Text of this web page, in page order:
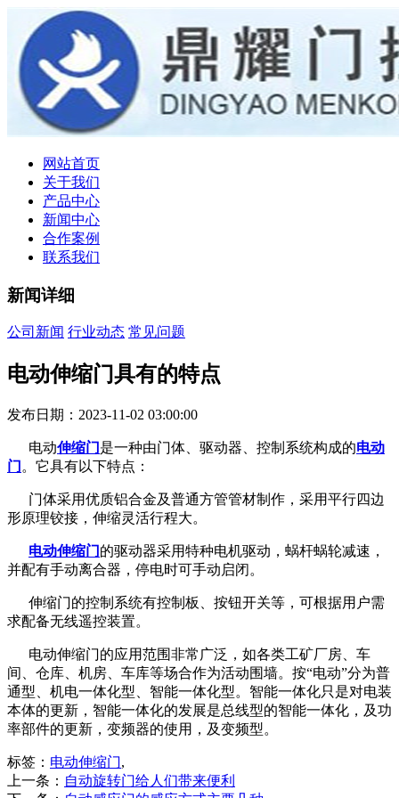
网站首页
关于我们
产品中心
新闻中心
合作案例
联系我们
新闻详细
公司新闻 行业动态 常见问题
电动伸缩门具有的特点
发布日期：2023-11-02 03:00:00
电动伸缩门 是一种由门体、驱动器、控制系统构成的电动
门 。它具有以下特点：
门体采用优质铝合金及普通方管管材制作，采用平行四边
形原理铰接，伸缩灵活行程大。
电动伸缩门 的驱动器采用特种电机驱动，蜗杆蜗轮减速，
并配有手动离合器，停电时可手动启闭。
伸缩门的控制系统有控制板、按钮开关等，可根据用户需
求配备无线遥控装置。
电动伸缩门的应用范围非常广泛，如各类工矿厂房、车
间、仓库、机房、车库等场合作为活动围墙。按“电动”分为普
通型、机电一体化型、智能一体化型。智能一体化只是对电装
本体的更新，智能一体化的发展是总线型的智能一体化，及功
率部件的更新，变频器的使用，及变频型。
标签： 电动伸缩门,
上一条： 自动旋转门给人们带来便利